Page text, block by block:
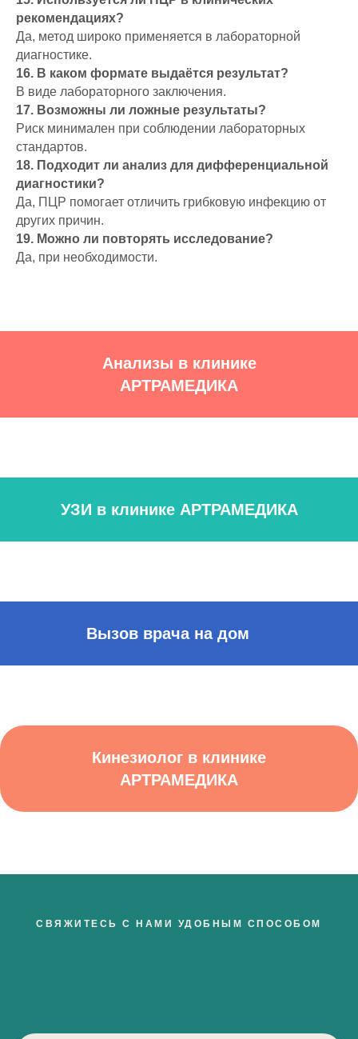
рекомендациях?
Да, метод широко применяется в лабораторной
диагностике.
16. В каком формате выдаётся результат?
В виде лабораторного заключения.
17. Возможны ли ложные результаты?
Риск минимален при соблюдении лабораторных
стандартов.
18. Подходит ли анализ для дифференциальной
диагностики?
Да, ПЦР помогает отличить грибковую инфекцию от
других причин.
19. Можно ли повторять исследование?
Да, при необходимости.
Анализы в клинике
АРТРАМЕДИКА
УЗИ в клинике АРТРАМЕДИКА
Вызов врача на дом
Кинезиолог в клинике
АРТРАМЕДИКА
СВЯЖИТЕСЬ С НАМИ УДОБНЫМ СПОСОБОМ